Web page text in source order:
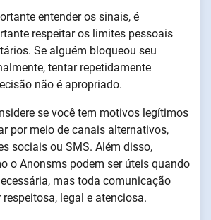
entender os sinais, é
respeitar os limites pessoais
Se alguém bloqueou seu
tentar repetidamente
não é apropriado.
se você tem motivos legítimos
por meio de canais alternativos,
sociais ou SMS. Além disso,
o Anonsms podem ser úteis quando
mas toda comunicação
respeitosa, legal e atenciosa.